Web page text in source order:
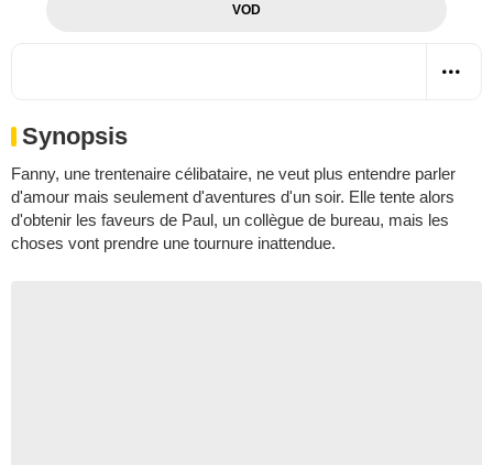
VOD
Synopsis
Fanny, une trentenaire célibataire, ne veut plus entendre parler
d'amour mais seulement d'aventures d'un soir. Elle tente alors
d'obtenir les faveurs de Paul, un collègue de bureau, mais les
choses vont prendre une tournure inattendue.